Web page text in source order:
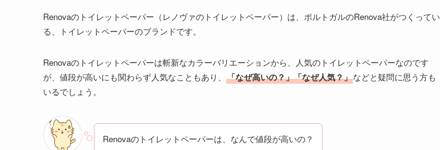
Renovaのトイレットペーパー（レノヴァのトイレットペーパー）は、ポルトガルのRenova社がつくってい
る、トイレットペーパーのブランドです。
Renovaのトイレットペーパーは斬新なカラーバリエーションから、人気のトイレットペーパーなのです
が、値段が高いにも関わらず人気なこともあり、
「なぜ高いの？」「なぜ人気？」などと疑問に思う方も
いるでしょう。
Renovaのトイレットペーパーは、なんで値段が高いの？